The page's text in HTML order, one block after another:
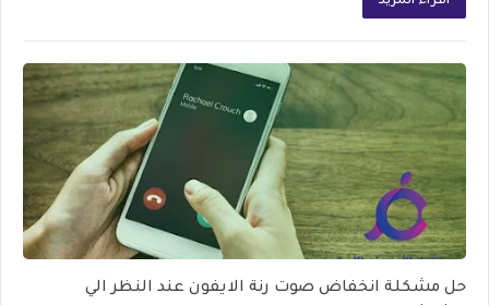
حل مشكلة انخفاض صوت رنة الايفون عند النظر الي